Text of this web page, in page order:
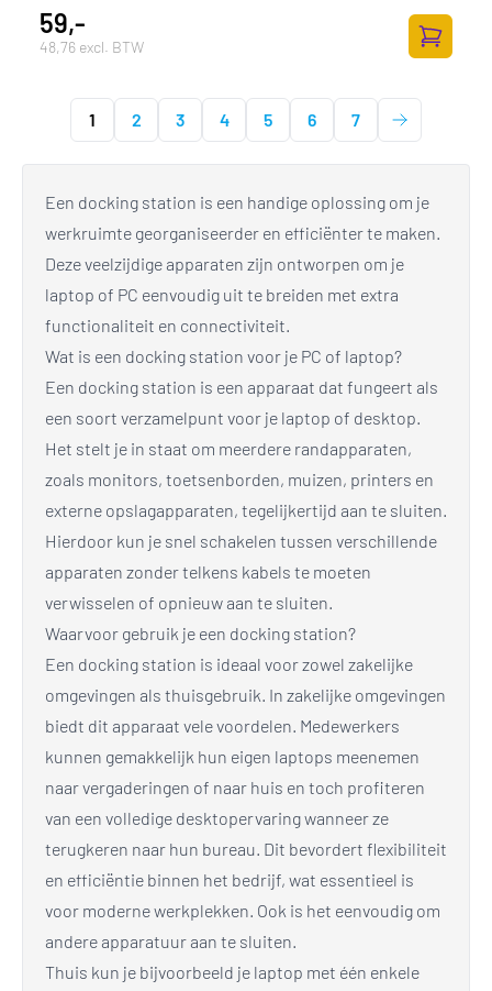
59,-
48,76 excl. BTW
1 2 3 4 5 6 7
Een docking station is een handige oplossing om je
werkruimte georganiseerder en efficiënter te maken.
Deze veelzijdige apparaten zijn ontworpen om je
laptop of PC eenvoudig uit te breiden met extra
functionaliteit en connectiviteit.
Wat is een docking station voor je PC of laptop?
Een docking station is een apparaat dat fungeert als
een soort verzamelpunt voor je laptop of desktop.
Het stelt je in staat om meerdere randapparaten,
zoals monitors, toetsenborden, muizen, printers en
externe opslagapparaten, tegelijkertijd aan te sluiten.
Hierdoor kun je snel schakelen tussen verschillende
apparaten zonder telkens kabels te moeten
verwisselen of opnieuw aan te sluiten.
Waarvoor gebruik je een docking station?
Een docking station is ideaal voor zowel zakelijke
omgevingen als thuisgebruik. In zakelijke omgevingen
biedt dit apparaat vele voordelen. Medewerkers
kunnen gemakkelijk hun eigen laptops meenemen
naar vergaderingen of naar huis en toch profiteren
van een volledige desktopervaring wanneer ze
terugkeren naar hun bureau. Dit bevordert flexibiliteit
en efficiëntie binnen het bedrijf, wat essentieel is
voor moderne werkplekken. Ook is het eenvoudig om
andere apparatuur aan te sluiten.
Thuis kun je bijvoorbeeld je laptop met één enkele